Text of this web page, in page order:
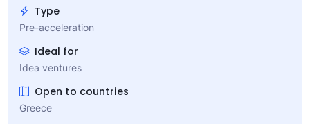
Type
Pre-acceleration
Ideal for
Idea ventures
Open to countries
Greece